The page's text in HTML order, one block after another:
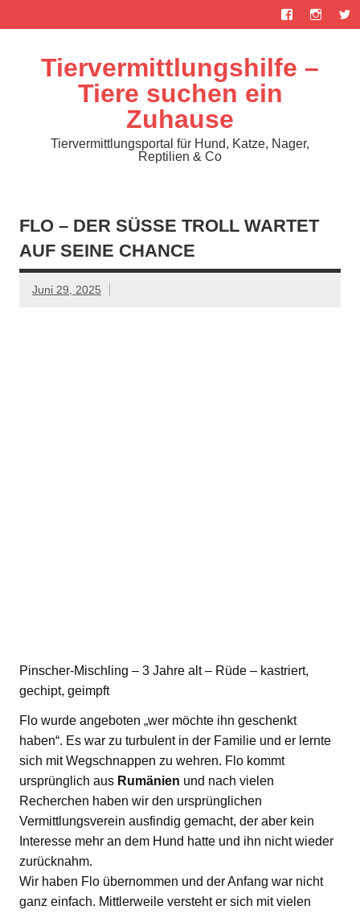
springen
Tiervermittlungshilfe –
Tiere suchen ein
Zuhause
Tiervermittlungsportal für Hund, Katze, Nager,
Reptilien & Co
FLO – DER SÜSSE TROLL WARTET A
UF SEINE CHANCE
Juni 29, 2025
Pinscher-Mischling – 3 Jahre alt – Rüde – kastriert,
gechipt, geimpft
Flo wurde angeboten „wer möchte ihn geschenkt
haben“. Es war zu turbulent in der Familie und er lernte
sich mit Wegschnappen zu wehren. Flo kommt
ursprünglich aus Rumänien und nach vielen
Recherchen haben wir den ursprünglichen
Vermittlungsverein ausfindig gemacht, der aber kein
Interesse mehr an dem Hund hatte und ihn nicht wieder
zurücknahm.
Wir haben Flo übernommen und der Anfang war nicht
ganz einfach. Mittlerweile versteht er sich mit vielen